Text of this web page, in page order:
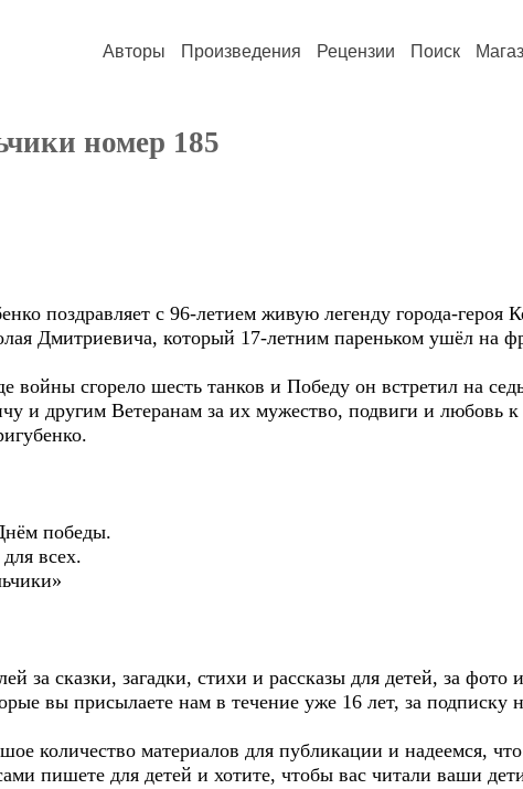
Авторы Произведения Рецензии Поиск
номер 185
поздравляет с 96-летием живую легенду города-героя
Дмитриевича, который 17-летним пареньком ушёл на
войны сгорело шесть танков и Победу он встретил на
и другим Ветеранам за их мужество, подвиги и любовь
победы.
всех.
за сказки, загадки, стихи и рассказы для детей, за фото
вы присылаете нам в течение уже 16 лет, за подписку
количество материалов для публикации и надеемся,
пишете для детей и хотите, чтобы вас читали ваши